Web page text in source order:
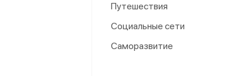
Путешествия
Социальные сети
Саморазвитие